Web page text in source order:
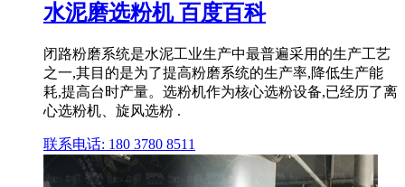
水泥磨选粉机 百度百科
闭路粉磨系统是水泥工业生产中最普遍采用的生产工艺
之一,其目的是为了提高粉磨系统的生产率,降低生产能
耗,提高台时产量。选粉机作为核心选粉设备,已经历了离
心选粉机、旋风选粉 .
联系电话: 180 3780 8511